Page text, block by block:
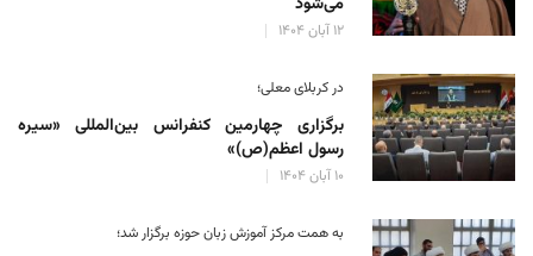
۱۲ آبان ۱۴۰۴
در کربلای معلی؛
برگزاری چهارمین کنفرانس بین‌المللی «سیره
رسول اعظم(ص)»
۱۰ آبان ۱۴۰۴
به همت مرکز آموزش زبان حوزه‌ برگزار شد؛